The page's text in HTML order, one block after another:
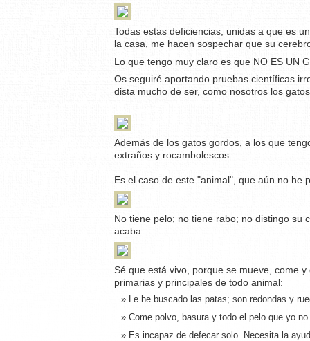
Todas estas deficiencias, unidas a que es
la casa, me hacen sospechar que su
Lo que tengo muy claro es que NO ES UN
Os seguiré aportando pruebas científicas
dista mucho de ser, como nosotros los
Además de los gatos gordos, a los que
extraños y rocambolescos…
Es el caso de este "animal", que aún no he
No tiene pelo; no tiene rabo; no distingo su
acaba…
Sé que está vivo, porque se mueve, come
primarias y principales de todo animal:
Le he buscado las patas; son redondas y
Come polvo, basura y todo el pelo que yo
Es incapaz de defecar solo. Necesita la